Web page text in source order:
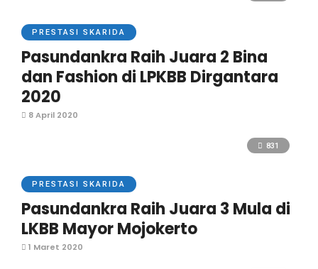
PRESTASI SKARIDA
Pasundankra Raih Juara 2 Bina
dan Fashion di LPKBB Dirgantara
2020
8 April 2020
831
PRESTASI SKARIDA
Pasundankra Raih Juara 3 Mula di
LKBB Mayor Mojokerto
1 Maret 2020